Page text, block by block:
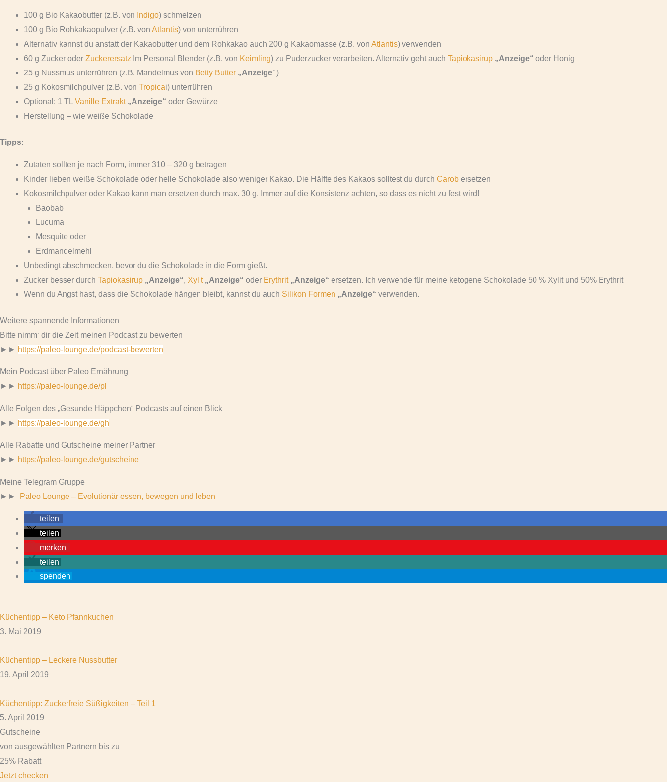
100 g Bio Kakaobutter (z.B. von Indigo) schmelzen
100 g Bio Rohkakaopulver (z.B. von Atlantis) von unterrühren
Alternativ kannst du anstatt der Kakaobutter und dem Rohkakao auch 200 g Kakaomasse (z.B. von Atlantis) verwenden
60 g Zucker oder Zuckerersatz Im Personal Blender (z.B. von Keimling) zu Puderzucker verarbeiten. Alternativ geht auch Tapiokasirup „Anzeige“ oder Honig
25 g Nussmus unterrühren (z.B. Mandelmus von Betty Butter „Anzeige“)
25 g Kokosmilchpulver (z.B. von Tropicai) unterrühren
Optional: 1 TL Vanille Extrakt „Anzeige“ oder Gewürze
Herstellung – wie weiße Schokolade
Tipps:
Zutaten sollten je nach Form, immer 310 – 320 g betragen
Kinder lieben weiße Schokolade oder helle Schokolade also weniger Kakao. Die Hälfte des Kakaos solltest du durch Carob ersetzen
Kokosmilchpulver oder Kakao kann man ersetzen durch max. 30 g. Immer auf die Konsistenz achten, so dass es nicht zu fest wird!
Baobab
Lucuma
Mesquite oder
Erdmandelmehl
Unbedingt abschmecken, bevor du die Schokolade in die Form gießt.
Zucker besser durch Tapiokasirup „Anzeige“, Xylit „Anzeige“ oder Erythrit „Anzeige“ ersetzen. Ich verwende für meine ketogene Schokolade 50 % Xylit und 50% Erythrit
Wenn du Angst hast, dass die Schokolade hängen bleibt, kannst du auch Silikon Formen „Anzeige“ verwenden.
Weitere spannende Informationen
Bitte nimm‘ dir die Zeit meinen Podcast zu bewerten
►► https://paleo-lounge.de/podcast-bewerten
Mein Podcast über Paleo Ernährung
►► https://paleo-lounge.de/pl
Alle Folgen des „Gesunde Häppchen“ Podcasts auf einen Blick
►► https://paleo-lounge.de/gh
Alle Rabatte und Gutscheine meiner Partner
►► https://paleo-lounge.de/gutscheine
Meine Telegram Gruppe
►►
Paleo Lounge – Evolutionär essen, bewegen und leben
teilen
teilen
merken
teilen
spenden
Küchentipp – Keto Pfannkuchen
3. Mai 2019
Küchentipp – Leckere Nussbutter
19. April 2019
Küchentipp: Zuckerfreie Süßigkeiten – Teil 1
5. April 2019
Gutscheine
von ausgewählten Partnern bis zu
25% Rabatt
Jetzt checken